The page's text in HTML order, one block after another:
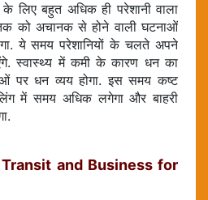
लिए बहुत अधिक ही परेशानी वाला
को अचानक से होने वाली घटनाओं
ये समय परेशानियों के चलते अपने
स्वास्थ्य में कमी के कारण धन का
पर धन व्यय होगा. इस समय कष्ट
में समय अधिक लगेगा और बाहरी
Transit and Business for